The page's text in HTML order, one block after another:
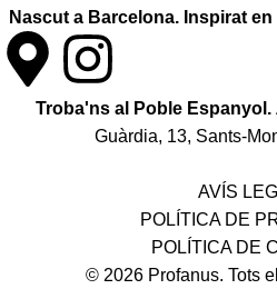
Nascut a Barcelona. Inspirat
Troba'ns al Poble Espanyol.
Guàrdia, 13, Sants-
AVÍS
POLÍTICA DE
POLÍTICA DE
© 2026 Profanus. Tots